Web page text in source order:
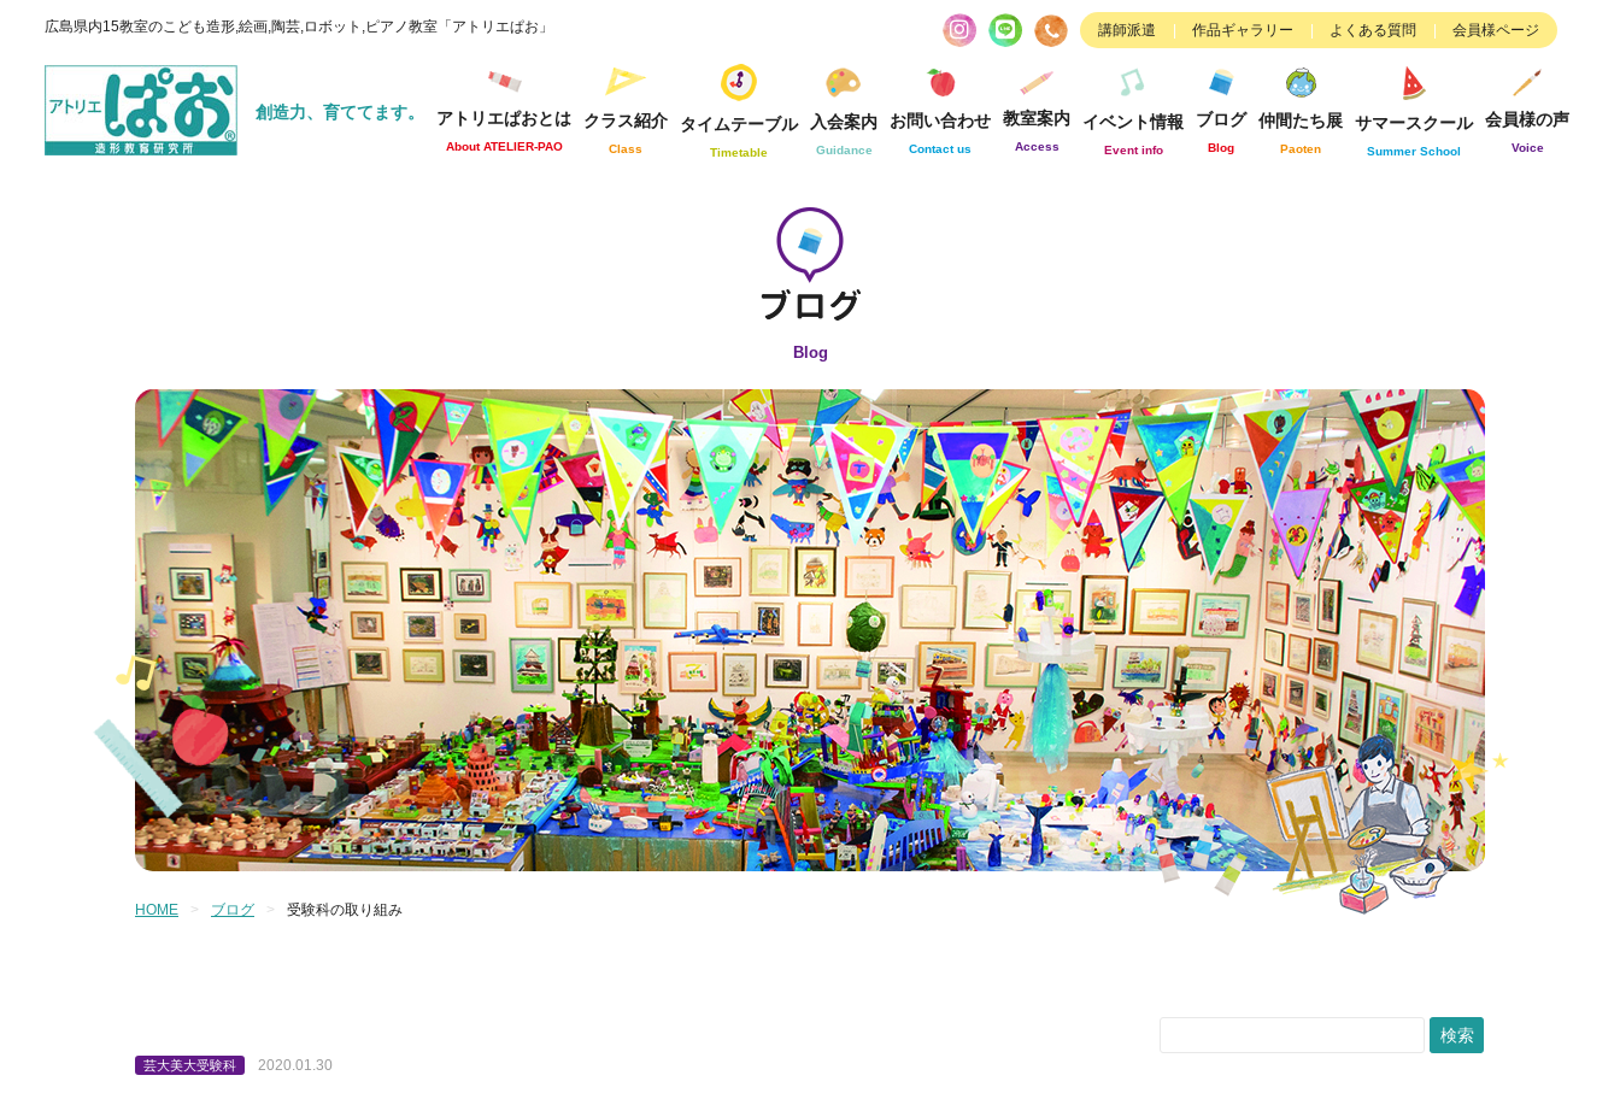
広島県内15教室のこども造形,絵画,陶芸,ロボット,ピアノ教室「アトリエぱお」 講師派遣 作品ギャラリー よくある質問 会員様ページ
創造力、育ててます。 アトリエぱおとは
About ATELIER-PAO
クラス紹介
Class
タイムテーブル
Timetable
入会案内
Guidance
お問い合わせ
Contact us
教室案内
Access
イベント情報
Event info
ブログ
Blog
仲間たち展
Paoten
サマースクール
Summer School
会員様の声
Voice
Blog
HOME ブログ 受験科の取り組み
芸大美大受験科 2020.01.30